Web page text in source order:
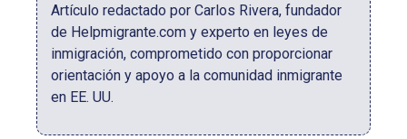
Artículo redactado por Carlos Rivera, fundador
de Helpmigrante.com y experto en leyes de
inmigración, comprometido con proporcionar
orientación y apoyo a la comunidad inmigrante
en EE. UU.